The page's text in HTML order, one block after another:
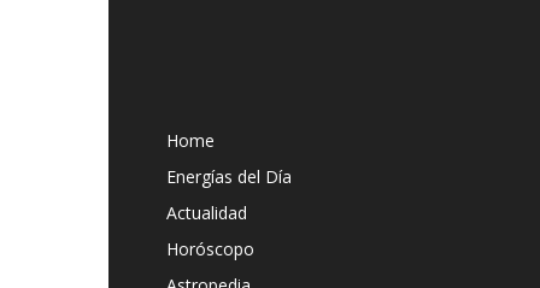
Home
Energías del Día
Actualidad
Horóscopo